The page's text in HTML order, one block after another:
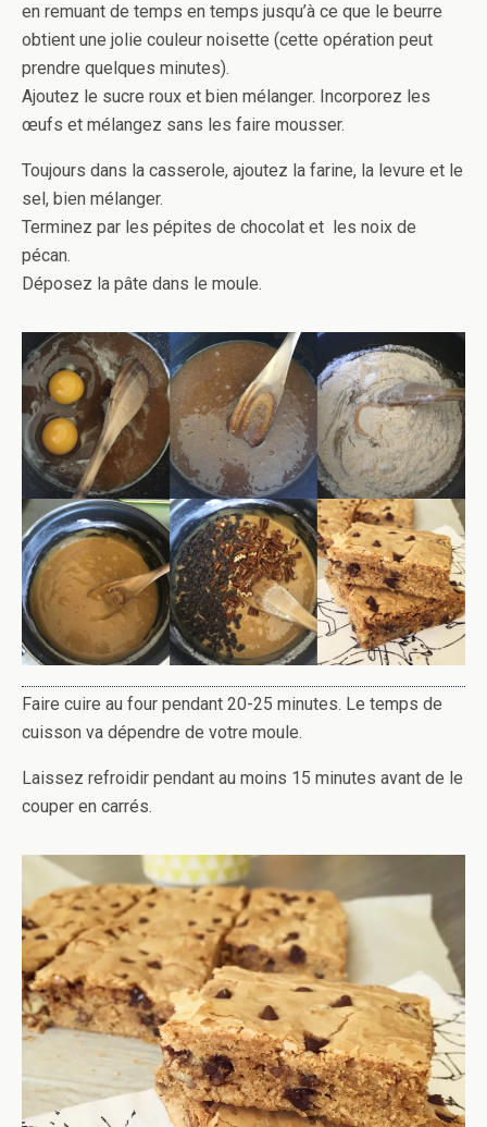
en remuant de temps en temps jusqu’à ce que le beurre
obtient une jolie couleur noisette (cette opération peut
prendre quelques minutes).
Ajoutez le sucre roux et bien mélanger. Incorporez les
œufs et mélangez sans les faire mousser.
Toujours dans la casserole, ajoutez la farine, la levure et le
sel, bien mélanger.
Terminez par les pépites de chocolat et les noix de
pécan.
Déposez la pâte dans le moule.
Faire cuire au four pendant 20-25 minutes. Le temps de
cuisson va dépendre de votre moule.
Laissez refroidir pendant au moins 15 minutes avant de le
couper en carrés.